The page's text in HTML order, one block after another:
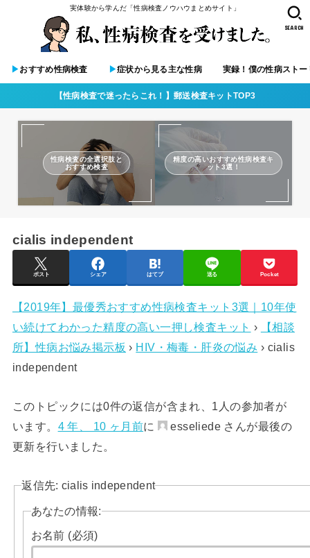
実体験から学んだ「性病検査ノウハウまとめサイト」
▶︎おすすめ性病検査 ▶︎症状から見る主な性病 実録！僕の性病ストー
SEARCH
【性病検査で迷ったらこれ！】郵送検査キットTOP3
性病検査の全選択肢と
おすすめ検査
精度の高いおすすめ性病検査キ
ット3選！
cialis independent
ポスト シェア はてブ 送る Pocket
【2019年】最優秀おすすめ性病検査キット3選｜10年使
い続けてわかった精度の高い一押し検査キット ›
【相談
所】性病お悩み掲示板 › HIV・梅毒・肝炎の悩み › cialis
independent
このトピックには0件の返信が含まれ、1人の参加者が
います。 4 年、 10 ヶ月前に
esseliede さんが最後の
更新を行いました。
返信先: cialis independent
あなたの情報:
お名前 (必須)